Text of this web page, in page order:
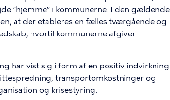
”hjemme” i kommunerne. I den gældende
at der etableres en fælles tværgående og
hvortil kommunerne afgiver
har vist sig i form af en positiv indvirkning
transportomkostninger og
og krisestyring.